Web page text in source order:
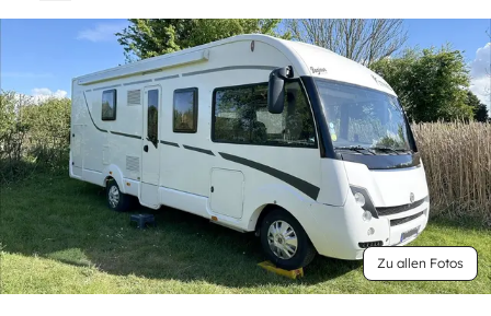
Zu allen Fotos